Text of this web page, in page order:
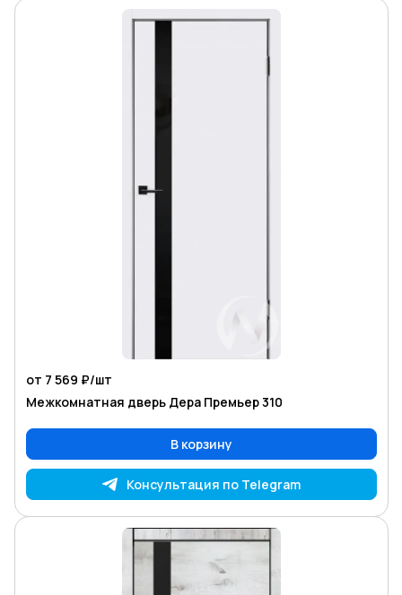
от 7 569 ₽/шт
Межкомнатная дверь Дера Премьер 310
В корзину
Консультация по Telegram